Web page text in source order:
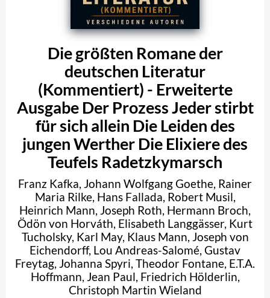
Die größten Romane der
deutschen Literatur
(Kommentiert) - Erweiterte
Ausgabe Der Prozess Jeder stirbt
für sich allein Die Leiden des
jungen Werther Die Elixiere des
Teufels Radetzkymarsch
Franz Kafka, Johann Wolfgang Goethe, Rainer
Maria Rilke, Hans Fallada, Robert Musil,
Heinrich Mann, Joseph Roth, Hermann Broch,
Ödön von Horváth, Elisabeth Langgässer, Kurt
Tucholsky, Karl May, Klaus Mann, Joseph von
Eichendorff, Lou Andreas-Salomé, Gustav
Freytag, Johanna Spyri, Theodor Fontane, E.T.A.
Hoffmann, Jean Paul, Friedrich Hölderlin,
Christoph Martin Wieland